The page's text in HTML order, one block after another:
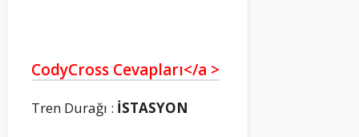
CodyCross Cevapları</a >
Tren Durağı : İSTASYON